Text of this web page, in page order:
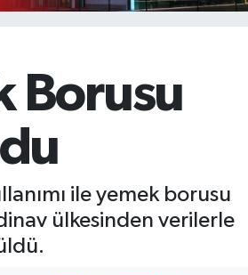
Borusu
ile yemek borusu
ülkesinden verilerle